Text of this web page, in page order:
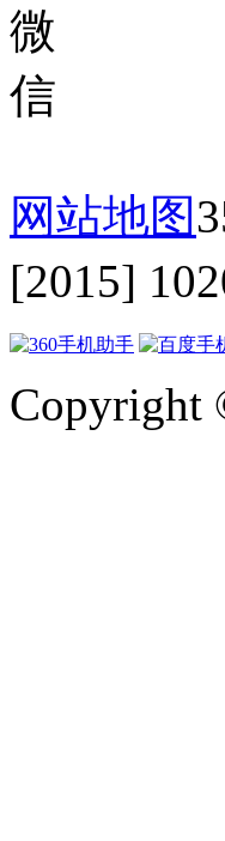
网站地图
[2015]
Copyright